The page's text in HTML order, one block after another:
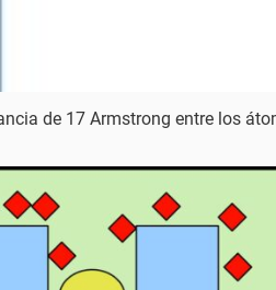
de 17 Armstrong entre los